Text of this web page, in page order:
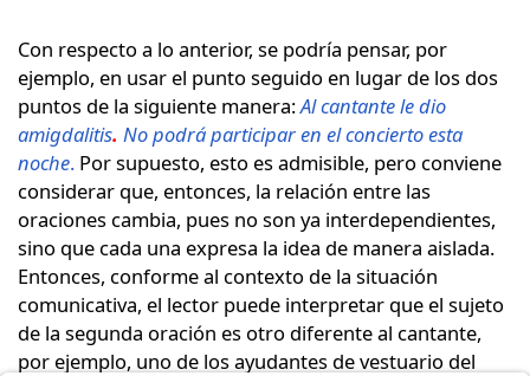
Con respecto a lo anterior, se podría pensar, por
ejemplo, en usar el punto seguido en lugar de los dos
puntos de la siguiente manera:Al cantante le dio
amigdalitis. No podrá participar en el concierto esta
noche. Por supuesto, esto es admisible, pero conviene
considerar que, entonces, la relación entre las
oraciones cambia, pues no son ya interdependientes,
sino que cada una expresa la idea de manera aislada.
Entonces, conforme al contexto de la situación
comunicativa, el lector puede interpretar que el sujeto
de la segunda oración es otro diferente al cantante,
por ejemplo, uno de los ayudantes de vestuario del